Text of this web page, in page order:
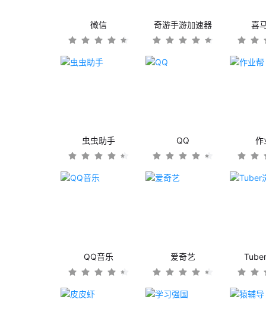
微信 奇游手游加速器 喜
虫虫助手 QQ 作
QQ音乐 爱奇艺